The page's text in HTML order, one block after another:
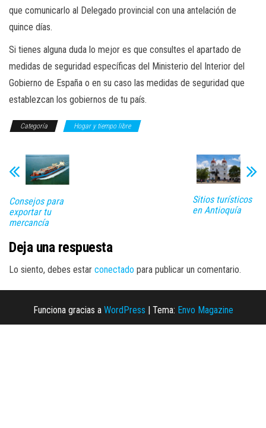
que comunicarlo al Delegado provincial con una antelación de
quince días.
Si tienes alguna duda lo mejor es que consultes el apartado de
medidas de seguridad específicas del Ministerio del Interior del
Gobierno de España o en su caso las medidas de seguridad que
establezcan los gobiernos de tu país.
Categoría Hogar y tiempo libre
Consejos para
exportar tu
mercancía
Sitios turísticos
en Antioquía
Deja una respuesta
Lo siento, debes estar conectado para publicar un comentario.
Funciona gracias a WordPress | Tema: Envo Magazine